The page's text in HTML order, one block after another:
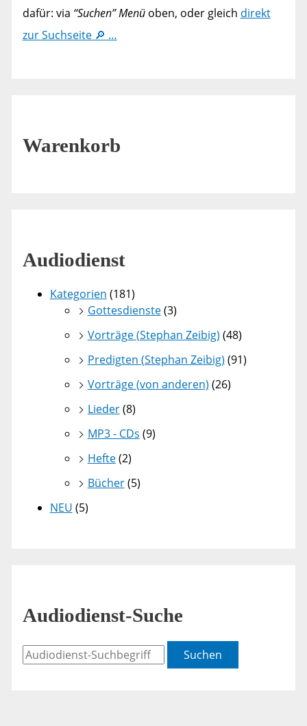
dafür: via “Suchen” Menüoben, oder gleich direkt
zur Suchseite 🔎 …
Warenkorb
Audiodienst
Kategorien (181)
Gottesdienste(3)
Vorträge (Stephan Zeibig) (48)
Predigten (Stephan Zeibig) (91)
Vorträge (von anderen) (26)
Lieder(8)
MP3 - CDs (9)
Hefte(2)
Bücher(5)
NEU (5)
Audiodienst-Suche
Suchen